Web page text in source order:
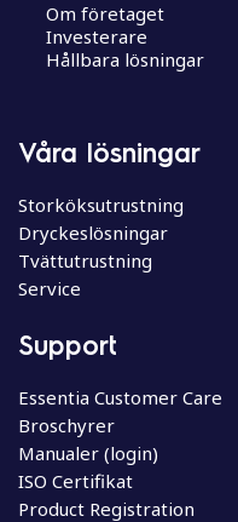
Om företaget
Investerare
Hållbara lösningar
Våra lösningar
Storköksutrustning
Dryckeslösningar
Tvättutrustning
Service
Support
Essentia Customer Care
Broschyrer
Manualer (login)
ISO Certifikat
Product Registration